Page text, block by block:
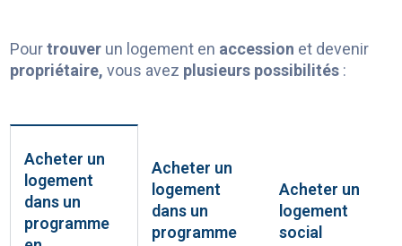
Pourtrouver un logement en accession et devenir
propriétaire, vous avez plusieurs possibilités :
Acheter un
logement
dans un
programme
Acheter un
logement
dans un
programme
Acheter un
logement
social